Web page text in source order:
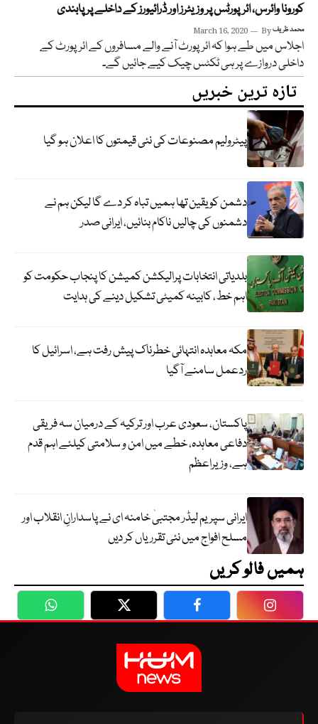
کورونا وائرس، ائرپورٹس پر وزیٹرز اور ڈرائیورز کے داخلے پر پابندی
March 16, 2020 Byمحمد ظریف
اجلاس میں طے ہوا کہ ائرپورٹ آنے والے مسافروں کے ائرپورٹ کے
داخلی دروازے پر ہی ٹکٹس چیک کیے جائیں گے۔
تازہ ترین خبریں
پیٹرولیم مصنوعات کی نئی قیمتوں کا اعلان ہو گیا
دشمن کو یقین تھا ہمیں تباہ کر دے گا لیکن ہم نے
دشمنوں کی چالیں ناکام بنائیں، ایرانی صدر
بلدیاتی انتخابات پرالیکشن کمیشن کا پنجاب حکومت کو
اہم خط، کابینہ کمیٹی تشکیل دینے کی ہدایت
مکہ معاہدہ انتہائی خطرناک پیش رفت ہے، اسرائیل کا
ردعمل سامنے آگیا
پاکستان، سعودی عرب اور ترکیہ کے درمیان سہ فریقی
دفاعی معاہدہ، خطے میں امن و سلامتی کیلئے اہم قدم
ہے، وزیراعظم
ایرانی سپریم لیڈر مجتبیٰ خامنہ ای نے پاسدارانِ انقلاب اور
مسلح افواج میں نئی تقرریاں کر دیں
ہمیں فالو کریں
WhatsApp Twitter Facebook